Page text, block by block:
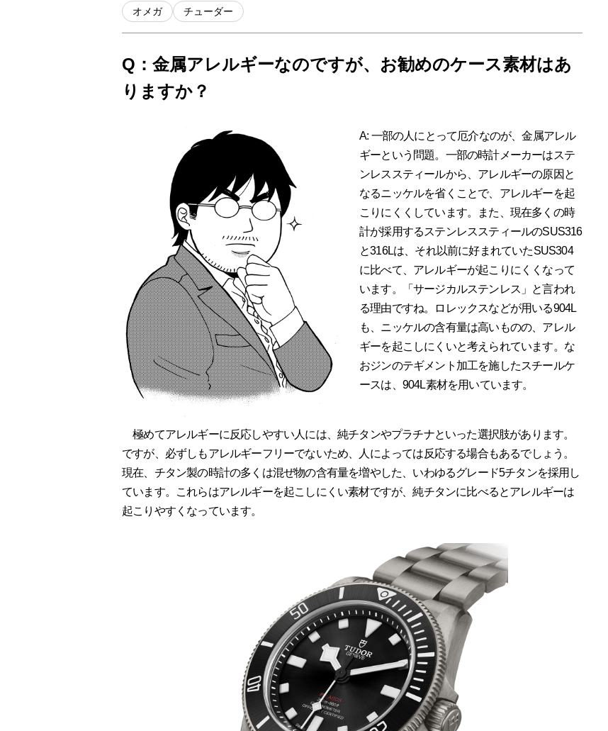
オメガ チューダー
Q：金属アレルギーなのですが、お勧めのケース素材はあ
りますか？
A: 一部の人にとって厄介なのが、金属アレル
ギーという問題。一部の時計メーカーはステ
ンレススティールから、アレルギーの原因と
なるニッケルを省くことで、アレルギーを起
こりにくくしています。また、現在多くの時
計が採用するステンレススティールのSUS316
と316Lは、それ以前に好まれていたSUS304
に比べて、アレルギーが起こりにくくなって
います。「サージカルステンレス」と言われ
る理由ですね。ロレックスなどが用いる904L
も、ニッケルの含有量は高いものの、アレル
ギーを起こしにくいと考えられています。な
おジンのテギメント加工を施したスチールケ
ースは、904L素材を用いています。
極めてアレルギーに反応しやすい人には、純チタンやプラチナといった選択肢があります。
ですが、必ずしもアレルギーフリーでないため、人によっては反応する場合もあるでしょう。
現在、チタン製の時計の多くは混ぜ物の含有量を増やした、いわゆるグレード5チタンを採用し
ています。これらはアレルギーを起こしにくい素材ですが、純チタンに比べるとアレルギーは
起こりやすくなっています。